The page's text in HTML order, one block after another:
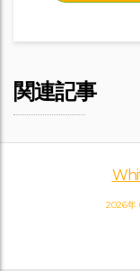
関連記事
2026年